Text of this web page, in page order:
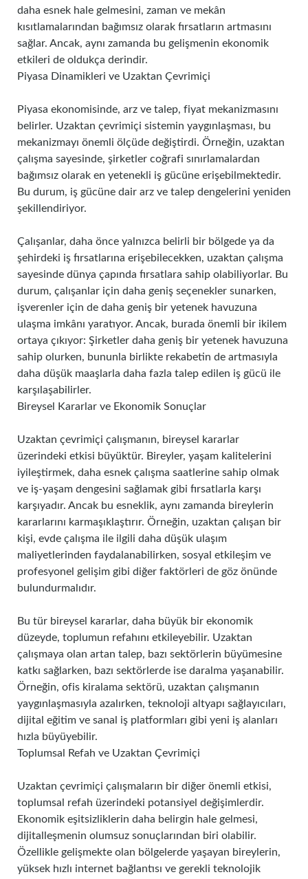
daha esnek hale gelmesini, zaman ve mekân
kısıtlamalarından bağımsız olarak fırsatların artmasını
sağlar. Ancak, aynı zamanda bu gelişmenin ekonomik
etkileri de oldukça derindir.
Piyasa Dinamikleri ve Uzaktan Çevrimiçi
Piyasa ekonomisinde, arz ve talep, fiyat mekanizmasını
belirler. Uzaktan çevrimiçi sistemin yaygınlaşması, bu
mekanizmayı önemli ölçüde değiştirdi. Örneğin, uzaktan
çalışma sayesinde, şirketler coğrafi sınırlamalardan
bağımsız olarak en yetenekli iş gücüne erişebilmektedir.
Bu durum, iş gücüne dair arz ve talep dengelerini yeniden
şekillendiriyor.
Çalışanlar, daha önce yalnızca belirli bir bölgede ya da
şehirdeki iş fırsatlarına erişebilecekken, uzaktan çalışma
sayesinde dünya çapında fırsatlara sahip olabiliyorlar. Bu
durum, çalışanlar için daha geniş seçenekler sunarken,
işverenler için de daha geniş bir yetenek havuzuna
ulaşma imkânı yaratıyor. Ancak, burada önemli bir ikilem
ortaya çıkıyor: Şirketler daha geniş bir yetenek havuzuna
sahip olurken, bununla birlikte rekabetin de artmasıyla
daha düşük maaşlarla daha fazla talep edilen iş gücü ile
karşılaşabilirler.
Bireysel Kararlar ve Ekonomik Sonuçlar
Uzaktan çevrimiçi çalışmanın, bireysel kararlar
üzerindeki etkisi büyüktür. Bireyler, yaşam kalitelerini
iyileştirmek, daha esnek çalışma saatlerine sahip olmak
ve iş-yaşam dengesini sağlamak gibi fırsatlarla karşı
karşıyadır. Ancak bu esneklik, aynı zamanda bireylerin
kararlarını karmaşıklaştırır. Örneğin, uzaktan çalışan bir
kişi, evde çalışma ile ilgili daha düşük ulaşım
maliyetlerinden faydalanabilirken, sosyal etkileşim ve
profesyonel gelişim gibi diğer faktörleri de göz önünde
bulundurmalıdır.
Bu tür bireysel kararlar, daha büyük bir ekonomik
düzeyde, toplumun refahını etkileyebilir. Uzaktan
çalışmaya olan artan talep, bazı sektörlerin büyümesine
katkı sağlarken, bazı sektörlerde ise daralma yaşanabilir.
Örneğin, ofis kiralama sektörü, uzaktan çalışmanın
yaygınlaşmasıyla azalırken, teknoloji altyapı sağlayıcıları,
dijital eğitim ve sanal iş platformları gibi yeni iş alanları
hızla büyüyebilir.
Toplumsal Refah ve Uzaktan Çevrimiçi
Uzaktan çevrimiçi çalışmaların bir diğer önemli etkisi,
toplumsal refah üzerindeki potansiyel değişimlerdir.
Ekonomik eşitsizliklerin daha belirgin hale gelmesi,
dijitalleşmenin olumsuz sonuçlarından biri olabilir.
Özellikle gelişmekte olan bölgelerde yaşayan bireylerin,
yüksek hızlı internet bağlantısı ve gerekli teknolojik